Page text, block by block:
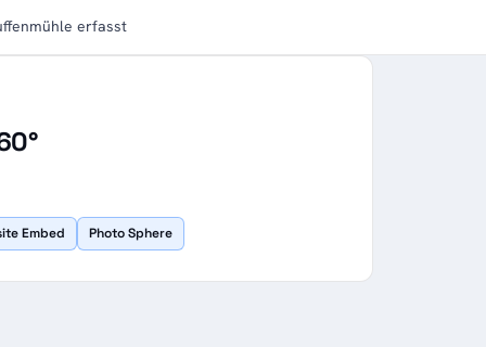
erfasst
Embed Photo Sphere